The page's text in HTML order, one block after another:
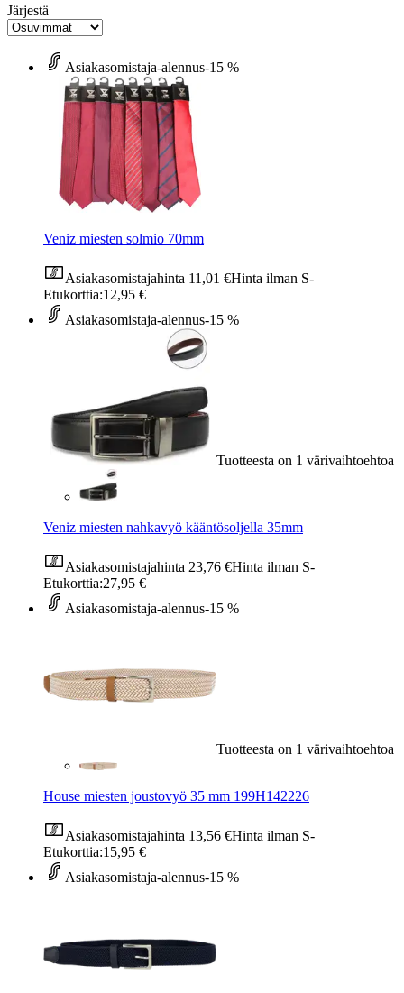
Järjestä
Asiakasomistaja-alennus-15 %
Veniz miesten solmio 70mm
Asiakasomistajahinta 11,01 €Hinta ilman S-
Etukorttia:12,95 €
Asiakasomistaja-alennus-15 %
Tuotteesta on 1 värivaihtoehtoa
Veniz miesten nahkavyö kääntösoljella 35mm
Asiakasomistajahinta 23,76 €Hinta ilman S-
Etukorttia:27,95 €
Asiakasomistaja-alennus-15 %
Tuotteesta on 1 värivaihtoehtoa
House miesten joustovyö 35 mm 199H142226
Asiakasomistajahinta 13,56 €Hinta ilman S-
Etukorttia:15,95 €
Asiakasomistaja-alennus-15 %